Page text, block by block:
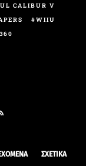
CALIBUR V
WIIU
ΣΧΕΤΙΚΆ